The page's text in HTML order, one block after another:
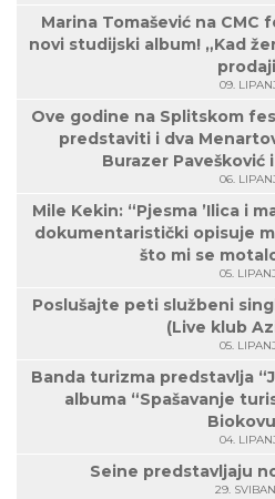
Marina Tomašević na
novi studijski album! „Kad
09.
Ove godine na Splitskom
predstaviti i dva
Burazer Pavešković
06.
Mile Kekin: “Pjesma ’Ilica i
dokumentaristički opisuje
što mi se
05. LIPANJ
Poslušajte peti službeni
(Live klub
05. LIPANJ
Banda turizma predstavlja
albuma “Spašavanje
04.
Seine predstavljaju
29.